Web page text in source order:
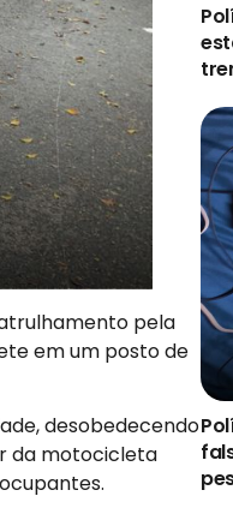
pela
em um posto de
desobedecendo
da motocicleta